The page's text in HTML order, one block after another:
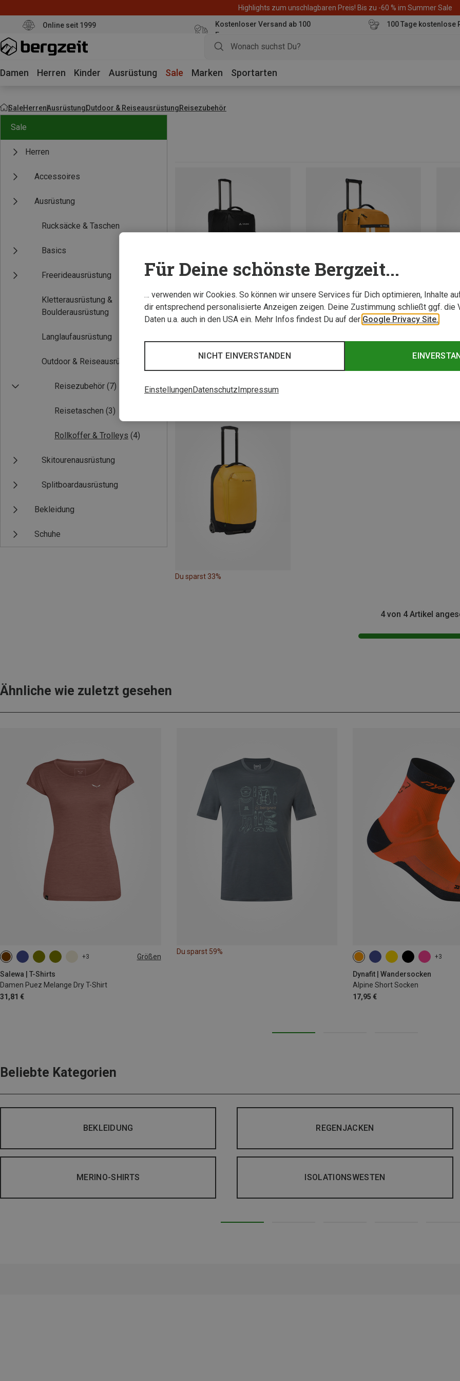
Highlights zum unschlagbaren Preis! Bis zu -60 % im Summer Sale
Online seit 1999
Kostenloser Versand ab 100
Euro
100 Tage kostenlose
Damen Herren Kinder Ausrüstung Sale Marken Sportarten
SaleHerrenAusrüstungOutdoor & ReiseausrüstungReisezubehör
Sale
Herren
Accessoires
Ausrüstung
Rucksäcke & Taschen
Basics
Freerideausrüstung
Kletterausrüstung &
Boulderausrüstung
Langlaufausrüstung
Outdoor & Reiseausrüstung
Reisezubehör (7)
Reisetaschen (3)
Rollkoffer & Trolleys (4)
Skitourenausrüstung
Splitboardausrüstung
Bekleidung
Schuhe
Du sparst 33%
4 von 4 Artikel
Ähnliche wie zuletzt gesehen
+3 Größen
Salewa | T-Shirts
Damen Puez Melange Dry T-Shirt
31,81 €
XS S M XL
Du sparst 59%
+3
Dynafit | Wandersocken
Alpine Short Socken
17,95 €
35|36|37|38 39|40|41|42
Beliebte Kategorien
BEKLEIDUNG REGENJACKEN
MERINO-SHIRTS ISOLATIONSWESTEN
Für Deine schönste Bergzeit...
… verwenden wir Cookies. So können wir unsere Services für Dich optimieren, Inhalte
dir entsprechend personalisierte Anzeigen zeigen. Deine Zustimmung schließt ggf. die
Daten u.a. auch in den USA ein. Mehr Infos findest Du auf der Google Privacy Site.
NICHT EINVERSTANDEN
EinstellungenDatenschutz Impressum